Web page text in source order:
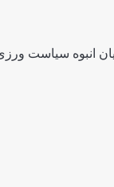
انبوه سیاست